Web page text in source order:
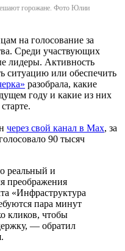
горожане. Фото Юлии
на голосование за
Среди участвующих
лидеры. Активность
ситуацию или обеспечить
разобрала, какие
году и какие из них
через свой канал в Мах, за
90 тысяч
реальный и
преображения
«Инфраструктура
пара минут
кликов, чтобы
— обратил
.